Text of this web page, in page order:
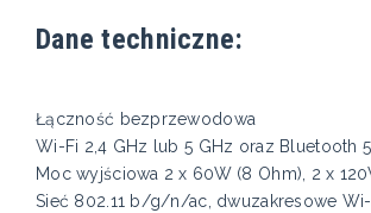
Dane techniczne:
Łączność bezprzewodowa
Wi-Fi 2,4 GHz lub 5 GHz oraz Bluetooth
Moc wyjściowa 2 x 60W (8 Ohm), 2 x
Sieć 802.11 b/g/n/ac, dwuzakresowe Wi-